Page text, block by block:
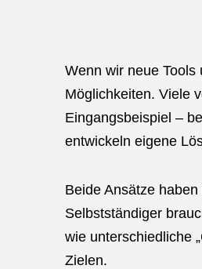
Wenn wir neue
Möglichkeiten. Viele
Eingangsbeispiel –
entwickeln eigene
Beide Ansätze
Selbstständiger
wie unterschiedliche
Zielen.